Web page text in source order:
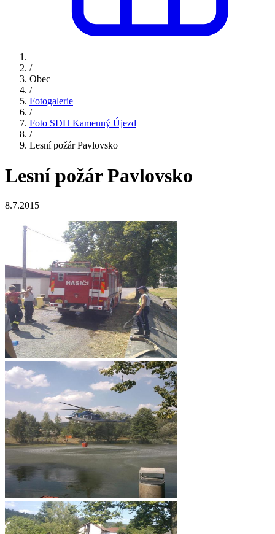
/
Obec
/
Fotogalerie
/
Foto SDH Kamenný Újezd
/
Lesní požár Pavlovsko
Lesní požár Pavlovsko
8.7.2015